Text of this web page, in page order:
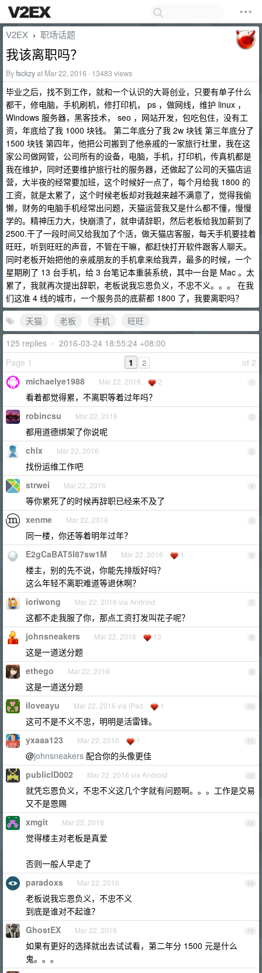
V2EX › 职场话题
我该离职吗？
Byfsckzyat Mar 22, 2016 · 13483 views
毕业之后，找不到工作，就和一个认识的大哥创业，只要有单子什么
都干，修电脑，手机刷机，修打印机， ps ，做网线，维护 linux ，
Windows 服务器，黑客技术， seo ，网站开发，包吃包住，没有工
资，年底给了我 1000 块钱。 第二年底分了我 2w 块钱 第三年底分了
1500 块钱 第四年，他把公司搬到了他亲戚的一家旅行社里，我在这
家公司做网管，公司所有的设备，电脑，手机，打印机，传真机都是
我在维护，同时还要维护旅行社的服务器，还做起了公司的天猫店运
营，大半夜的经常要加班，这个时候好一点了，每个月给我 1800 的
工资，就是太累了，这个时候老板却对我越来越不满意了，觉得我偷
懒，财务的电脑手机经常出问题，天猫运营我又是什么都不懂，慢慢
学的。精神压力大，快崩溃了，就申请辞职，然后老板给我加薪到了
2500.干了一段时间又给我加了个活，做天猫店客服，每天手机要挂着
旺旺，听到旺旺的声音，不管在干嘛，都赶快打开软件跟客人聊天。
同时老板开始把他的亲戚朋友的手机拿来给我弄，最多的时候，一个
星期刷了 13 台手机，给 3 台笔记本重装系统，其中一台是 Mac 。太
累了，我就再次提出辞职，老板说我忘恩负义，不忠不义。。。 在我
们这准 4 线的城市，一个服务员的底薪都 1800 了，我要离职吗？
天猫
老板 手机
旺旺
125 replies • 2016-03-24 18:55:24 +08:00
Page 1
of 2
1 2
1
michaelye1988 Mar 22, 2016 2
看着都觉得累，不离职等着过年吗？
2
robincsu Mar 22, 2016
都用道德绑架了你说呢
3
chlx Mar 22, 2016
找份运维工作吧
4
strwei Mar 22, 2016
等你累死了的时候再辞职已经来不及了
5
xenme Mar 22, 2016
同一楼，你还等着明年过年？
6
E2gCaBAT5I87sw1M Mar 22, 2016 1
楼主，别的先不说，你能先排版好吗？
这么年轻不离职难道等退休啊？
7
ioriwong Mar 22, 2016 via Android
这都不走我服了你，那点工资打发叫花子呢？
8
johnsneakers Mar 22, 2016 13
这是一道送分题
9
ethego Mar 22, 2016
这是一道送分题
10
iloveayu Mar 22, 2016 via iPad 1
这可不是不义不忠，明明是活雷锋。
11
yxaaa123 Mar 22, 2016 1
@johnsneakers 配合你的头像更佳
12
publicID002 Mar 22, 2016 via Android
就凭忘恩负义，不忠不义这几个字就有问题啊。。。工作是交易
又不是恩赐
13
xmgit Mar 22, 2016
觉得楼主对老板是真爱
否则一般人早走了
14
paradoxs Mar 22, 2016
老板说我忘恩负义，不忠不义
到底是谁对不起谁？
15
GhostEX Mar 22, 2016
如果有更好的选择就出去试试看，第二年分 1500 元是什么
鬼。。。